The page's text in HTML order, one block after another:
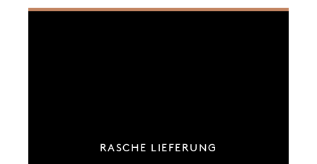
RASCHE LIEFERUNG